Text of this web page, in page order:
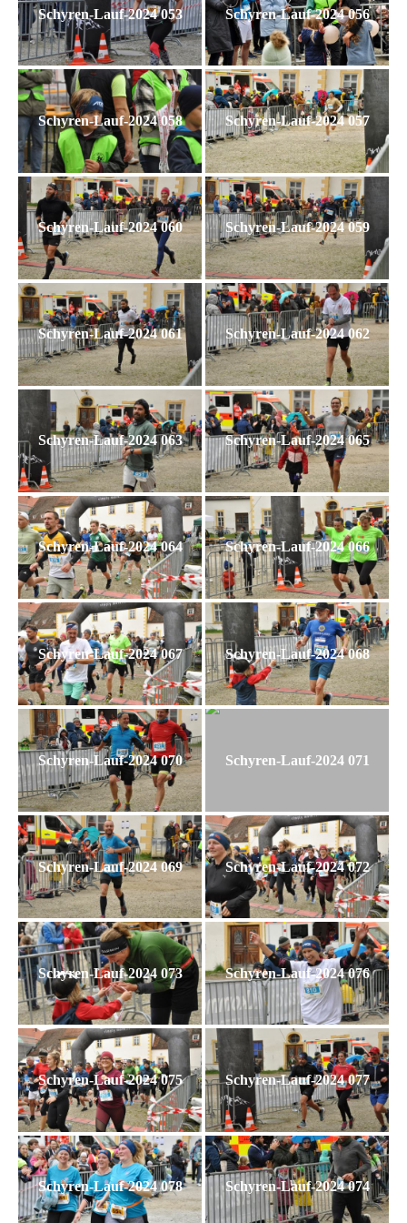
Schyren-Lauf-2024 053 Schyren-Lauf-2024 056
Schyren-Lauf-2024 058 Schyren-Lauf-2024 057
Schyren-Lauf-2024 060 Schyren-Lauf-2024 059
Schyren-Lauf-2024 061 Schyren-Lauf-2024 062
Schyren-Lauf-2024 063 Schyren-Lauf-2024 065
Schyren-Lauf-2024 064 Schyren-Lauf-2024 066
Schyren-Lauf-2024 067 Schyren-Lauf-2024 068
Schyren-Lauf-2024 070 Schyren-Lauf-2024 071
Schyren-Lauf-2024 069 Schyren-Lauf-2024 072
Schyren-Lauf-2024 073 Schyren-Lauf-2024 076
Schyren-Lauf-2024 075 Schyren-Lauf-2024 077
Schyren-Lauf-2024 078 Schyren-Lauf-2024 074